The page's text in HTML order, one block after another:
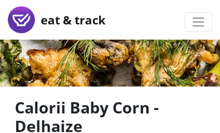
eat & track
Calorii Baby Corn -
Delhaize